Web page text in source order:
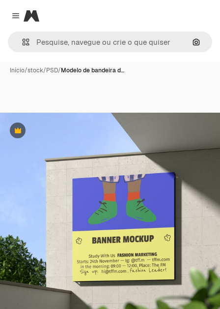
Close menu
Magnific
Início/stock/PSD/Modelo de bandeira d…
Premium